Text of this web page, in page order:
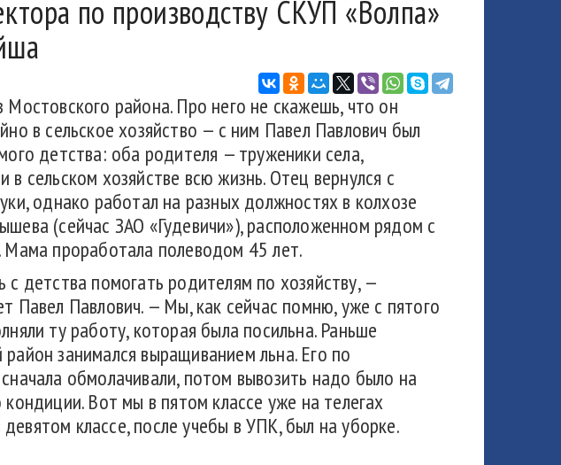
по производству СКУП «Волпа»
Мостовского района. Про него не скажешь, что он
в сельское хозяйство — с ним Павел Павлович был
детства: оба родителя — труженики села,
в сельском хозяйстве всю жизнь. Отец вернулся с
однако работал на разных должностях в колхозе
(сейчас ЗАО «Гудевичи»), расположенном рядом с
Мама проработала полеводом 45 лет.
с детства помогать родителям по хозяйству, —
Павел Павлович. — Мы, как сейчас помню, уже с пятого
ту работу, которая была посильна. Раньше
занимался выращиванием льна. Его по
обмолачивали, потом вывозить надо было на
Вот мы в пятом классе уже на телегах
классе, после учебы в УПК, был на уборке.